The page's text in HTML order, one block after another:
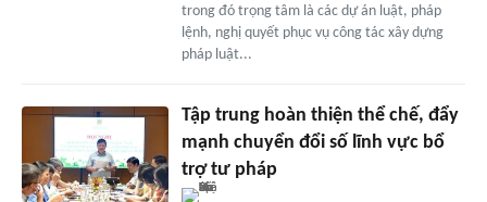
trong đó trọng tâm là các dự án luật, pháp
lệnh, nghị quyết phục vụ công tác xây dựng
pháp luật...
Tập trung hoàn thiện thể chế, đẩy
mạnh chuyển đổi số lĩnh vực bổ
trợ tư pháp